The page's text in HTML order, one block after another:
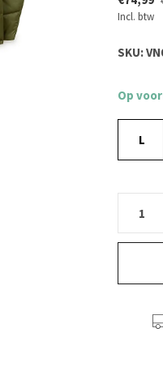
Incl. btw
SKU:
Op
L